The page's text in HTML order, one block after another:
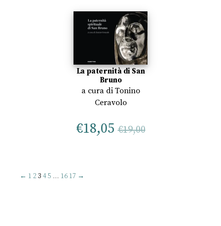
La paternità di San
Bruno
a cura di Tonino
Ceravolo
€18,05 €19,00
← 1 23 45 … 16 17 →